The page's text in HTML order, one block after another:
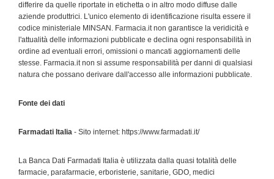
differire da quelle riportate in etichetta o in altro modo diffuse dalle
aziende produttrici. L'unico elemento di identificazione risulta essere il
codice ministeriale MINSAN. Farmacia.it non garantisce la veridicità e
l'attualità delle informazioni pubblicate e declina ogni responsabilità in
ordine ad eventuali errori, omissioni o mancati aggiornamenti delle
stesse. Farmacia.it non si assume responsabilità per danni di qualsiasi
natura che possano derivare dall'accesso alle informazioni pubblicate.
Fonte dei dati
Farmadati Italia - Sito internet: https://www.farmadati.it/
La Banca Dati Farmadati Italia è utilizzata dalla quasi totalità delle
farmacie, parafarmacie, erboristerie, sanitarie, GDO, medici